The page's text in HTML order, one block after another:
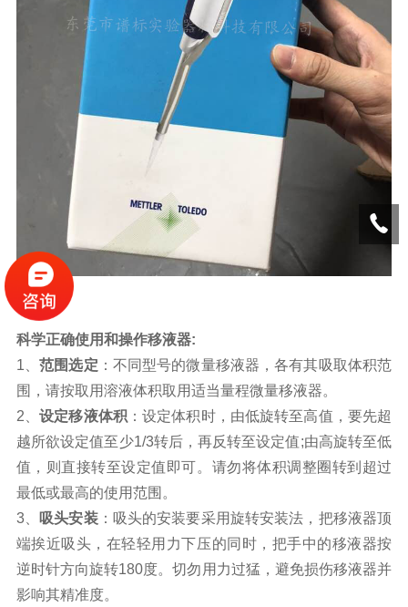
科学正确使用和操作移液器:
1、范围选定 ：不同型号的微量移液器，各有其吸取体积范
围，请按取用溶液体积取用适当量程微量移液器。
2、设定移液体积：设定体积时，由低旋转至高值，要先超
越所欲设定值至少1/3转后，再反转至设定值;由高旋转至低
值，则直接转至设定值即可。请勿将体积调整圈转到超过
最低或最高的使用范围。
3、
吸头安装：吸头的安装要采用旋转安装法，把移液器顶
端挨近吸头，在轻轻用力下压的同时，把手中的移液器按
逆时针方向旋转180度。切勿用力过猛，避免损伤移液器并
影响其精准度。